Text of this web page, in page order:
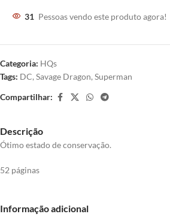
31 Pessoas vendo este produto agora!
Categoria: HQs
Tags: DC, Savage Dragon, Superman
Compartilhar:
Descrição
Ótimo estado de conservação.
52 páginas
Informação adicional